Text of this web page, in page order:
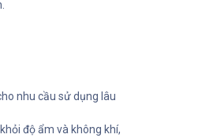
nhu cầu sử dụng lâu
độ ẩm và không khí,